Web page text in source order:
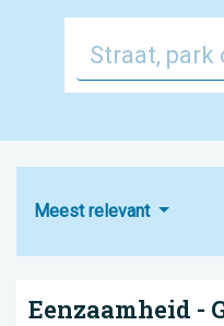
Meest relevant
Eenzaamheid -